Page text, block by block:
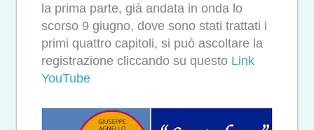
la prima parte, già andata in onda lo
scorso 9 giugno, dove sono stati trattati i
primi quattro capitoli, si può ascoltare la
registrazione cliccando su questo Link
YouTube